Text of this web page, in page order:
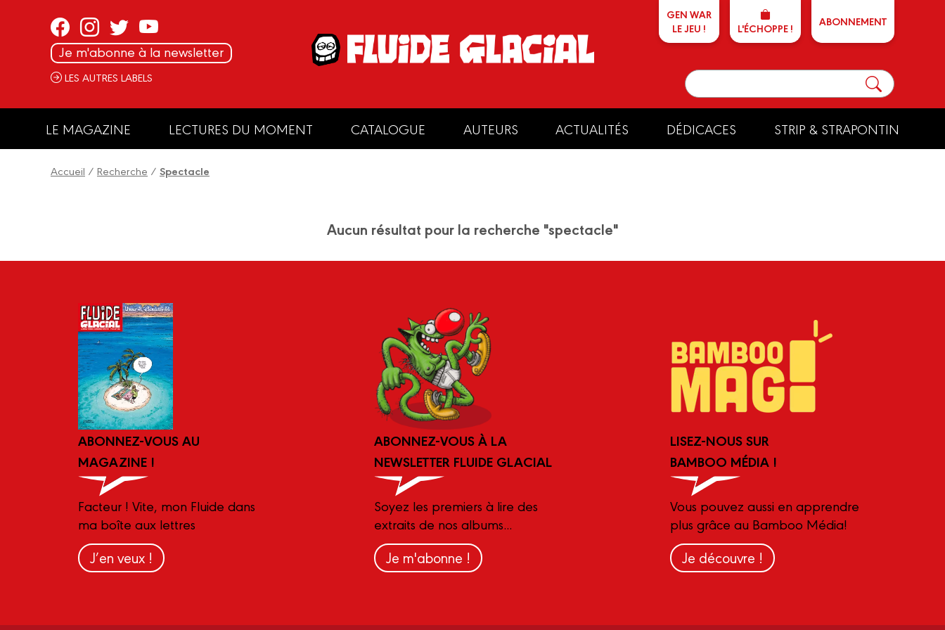
Je m'abonne à la newsletter
LES AUTRES LABELS
GEN WAR
LE JEU !
L'ÉCHOPPE ! ABONNEMENT
LE MAGAZINE LECTURES DU MOMENT CATALOGUE AUTEURS ACTUALITÉS DÉDICACES STRIP & STRAPONTIN
Accueil / Recherche / Spectacle
Aucun résultat pour la recherche "spectacle"
ABONNEZ-VOUS AU
MAGAZINE !
Facteur ! Vite, mon Fluide dans
ma boîte aux lettres
J’en veux !
ABONNEZ-VOUS À LA
NEWSLETTER FLUIDE GLACIAL
Soyez les premiers à lire des
extraits de nos albums...
Je m'abonne !
LISEZ-NOUS SUR
BAMBOO MÉDIA !
Vous pouvez aussi en apprendre
plus grâce au Bamboo Média!
Je découvre !